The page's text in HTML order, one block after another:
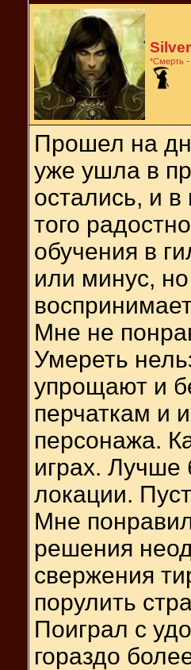
*Смерть -
Прошел на
уже ушла в
остались, и
того
обучения в
или минус,
Мне не
Умереть
упрощают и
перчаткам и
персонажа.
играх.
локации.
Мне
решения
свержения
порулить
Поиграл с
гораздо